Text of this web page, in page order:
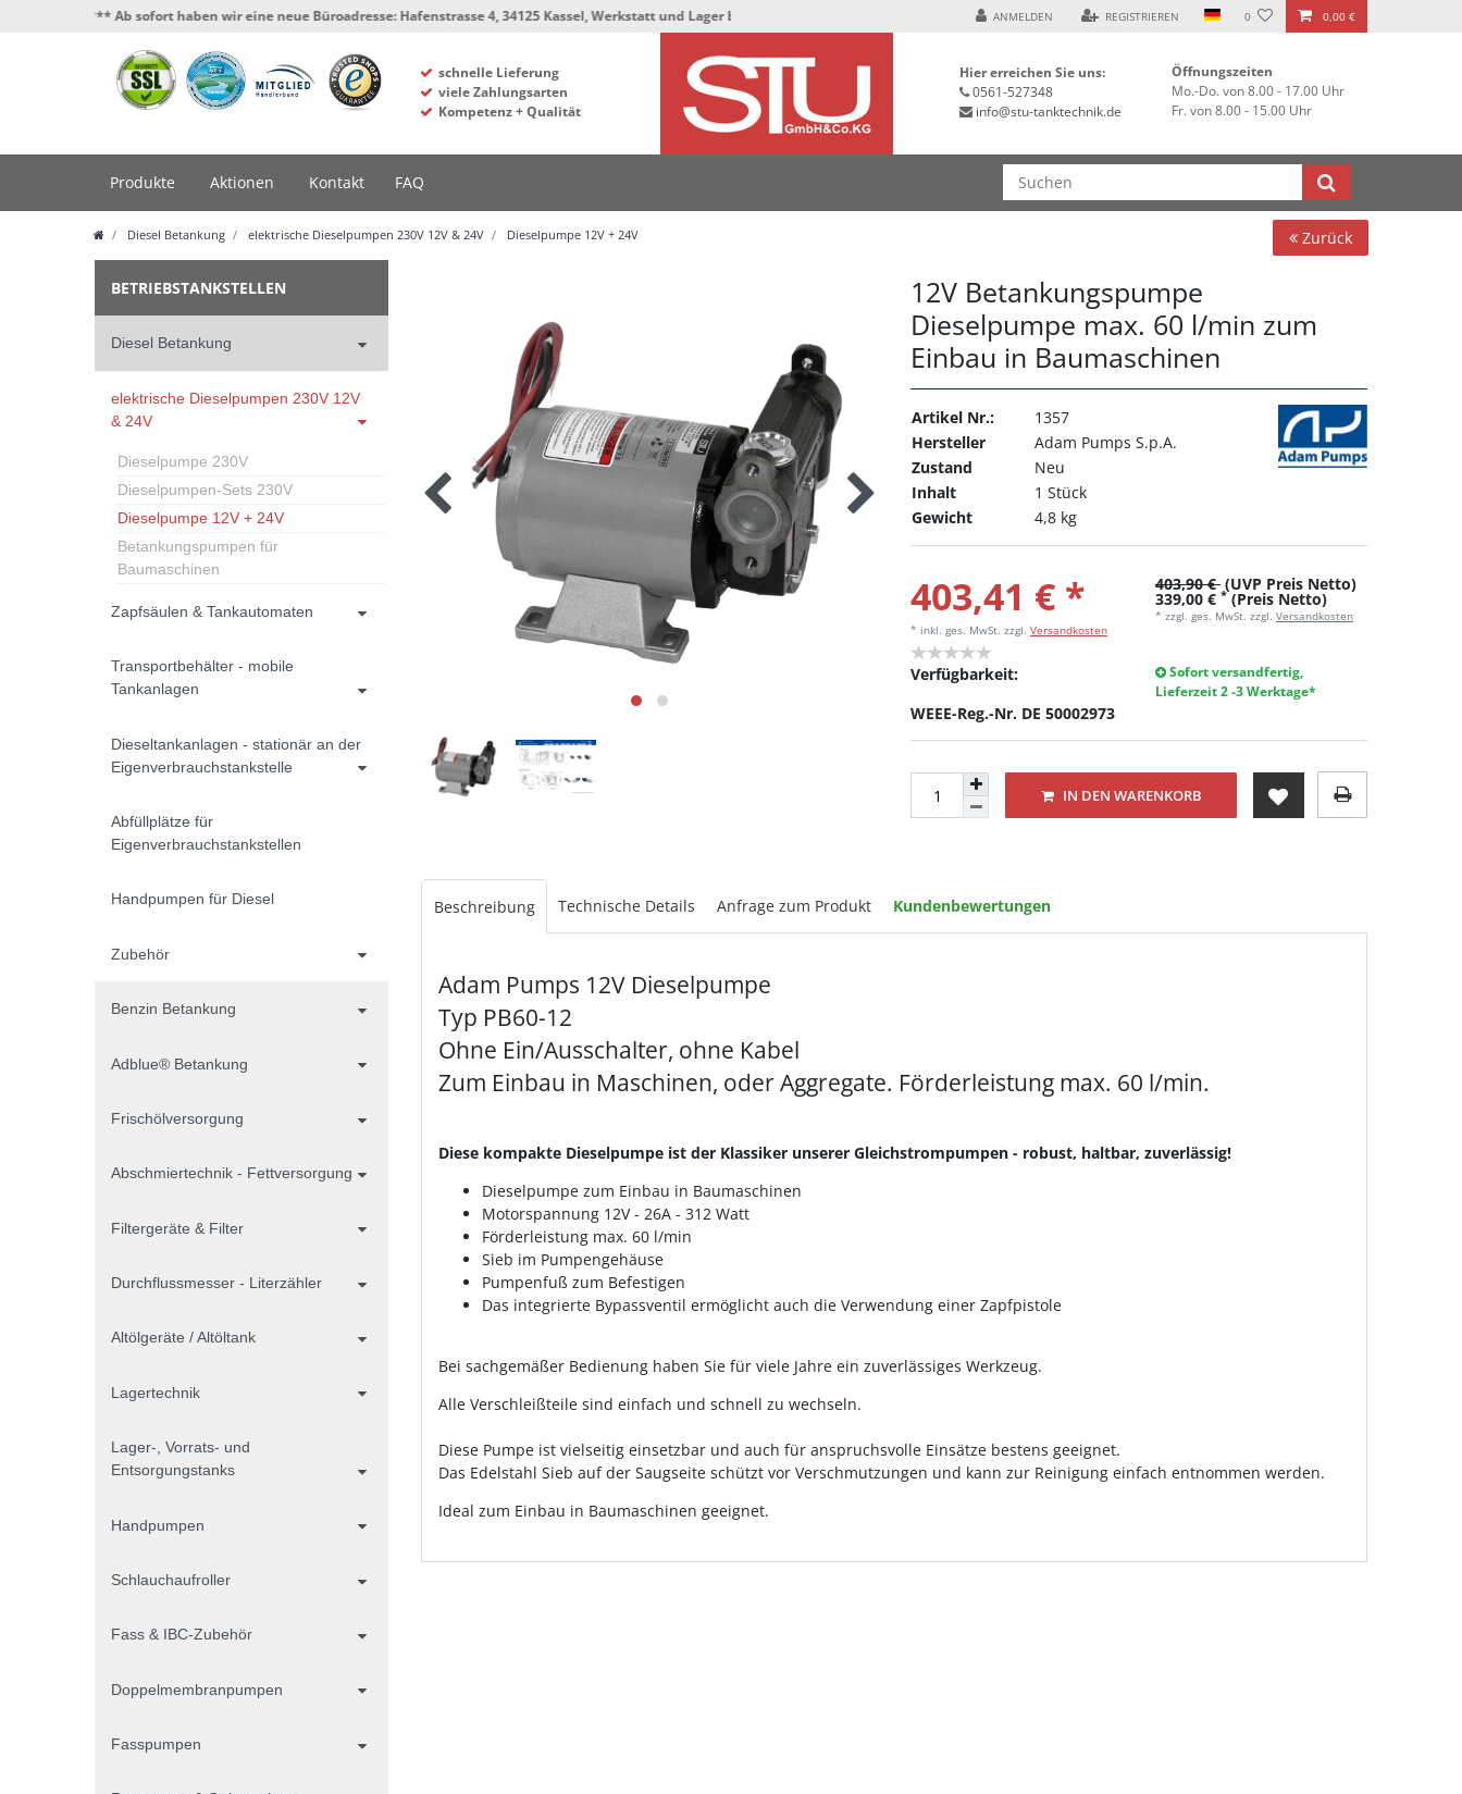
*** Ab sofort haben wir eine neue Büroadresse: Hafenstrasse 4, 34125 Kassel, Werkstatt und Lager bleiben in der Hafenstrasse 76, 34125 Kassel *** ANMELDEN REGISTRIEREN 0 0,00 €
schnelle Lieferung
viele Zahlungsarten
Kompetenz + Qualität
Hier erreichen Sie uns:
0561-527348
info@stu-tanktechnik.de
Öffnungszeiten
Mo.-Do. von 8.00 - 17.00 Uhr
Fr. von 8.00 - 15.00 Uhr
Produkte Aktionen Kontakt FAQ
Diesel Betankung elektrische Dieselpumpen 230V 12V & 24V Dieselpumpe 12V + 24V Zurück
BETRIEBSTANKSTELLEN
Diesel Betankung
elektrische Dieselpumpen 230V 12V
& 24V
Dieselpumpe 230V
Dieselpumpen-Sets 230V
Dieselpumpe 12V + 24V
Betankungspumpen für
Baumaschinen
Zapfsäulen & Tankautomaten
Transportbehälter - mobile
Tankanlagen
Dieseltankanlagen - stationär an der
Eigenverbrauchstankstelle
Abfüllplätze für
Eigenverbrauchstankstellen
Handpumpen für Diesel
Zubehör
Benzin Betankung
Adblue® Betankung
Frischölversorgung
Abschmiertechnik - Fettversorgung
Filtergeräte & Filter
Durchflussmesser - Literzähler
Altölgeräte / Altöltank
Lagertechnik
Lager-, Vorrats- und
Entsorgungstanks
Handpumpen
Schlauchaufroller
Fass & IBC-Zubehör
Doppelmembranpumpen
Fasspumpen
12V Betankungspumpe
Dieselpumpe max. 60 l/min zum
Einbau in Baumaschinen
Artikel Nr.:
1357
Hersteller
Adam Pumps S.p.A.
Zustand
Neu
Inhalt
1 Stück
Gewicht
4,8 kg
403,41 € *
* inkl. ges. MwSt. zzgl. Versandkosten
403,90 € (UVP Preis Netto)
339,00 € * (Preis Netto)
* zzgl. ges. MwSt. zzgl. Versandkosten
Verfügbarkeit:
Sofort versandfertig,
Lieferzeit 2 -3 Werktage*
WEEE-Reg.-Nr. DE 50002973
IN DEN WARENKORB
Beschreibung Technische Details Anfrage zum Produkt Kundenbewertungen
Adam Pumps 12V Dieselpumpe
Typ PB60-12
Ohne Ein/Ausschalter, ohne Kabel
Zum Einbau in Maschinen, oder Aggregate. Förderleistung max. 60 l/min.
Diese kompakte Dieselpumpe ist der Klassiker unserer Gleichstrompumpen - robust, haltbar, zuverlässig!
Dieselpumpe zum Einbau in Baumaschinen
Motorspannung 12V - 26A - 312 Watt
Förderleistung max. 60 l/min
Sieb im Pumpengehäuse
Pumpenfuß zum Befestigen
Das integrierte Bypassventil ermöglicht auch die Verwendung einer Zapfpistole
Bei sachgemäßer Bedienung haben Sie für viele Jahre ein zuverlässiges Werkzeug.
Alle Verschleißteile sind einfach und schnell zu wechseln.
Diese Pumpe ist vielseitig einsetzbar und auch für anspruchsvolle Einsätze bestens geeignet.
Das Edelstahl Sieb auf der Saugseite schützt vor Verschmutzungen und kann zur Reinigung einfach entnommen werden.
Ideal zum Einbau in Baumaschinen geeignet.